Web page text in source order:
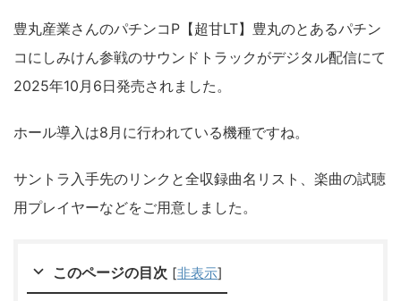
豊丸産業さんのパチンコP【超甘LT】豊丸のとあるパチン
コにしみけん参戦のサウンドトラックがデジタル配信にて
2025年10月6日発売されました。
ホール導入は8月に行われている機種ですね。
サントラ入手先のリンクと全収録曲名リスト、楽曲の試聴
用プレイヤーなどをご用意しました。
このページの目次 [非表示]